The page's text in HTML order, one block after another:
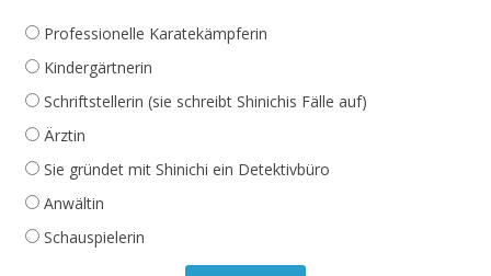
Professionelle Karatekämpferin
Kindergärtnerin
Schriftstellerin (sie schreibt Shinichis Fälle auf)
Ärztin
Sie gründet mit Shinichi ein Detektivbüro
Anwältin
Schauspielerin